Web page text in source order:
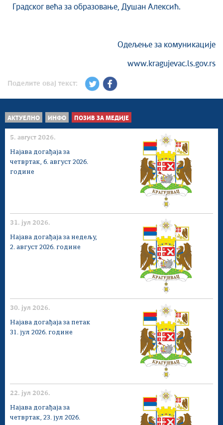
Градског већа за образовање, Душан Алексић.
Одељење за комуникације
www.kragujevac.ls.gov.rs
Поделите овај текст:
АКТУЕЛНО ИНФО ПОЗИВ ЗА МЕДИЈЕ
5. август 2026.
Најава догађаја за
четвртак, 6. август 2026.
године
31. јул 2026.
Најава догађаја за недељу,
2. август 2026. године
30. јул 2026.
Најава догађаја за петак
31. јул 2026. године
22. јул 2026.
Најава догађаја за
четвртак, 23. јул 2026.